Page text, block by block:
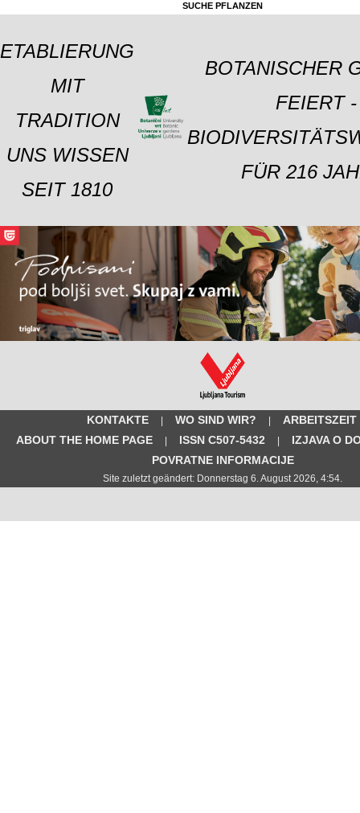
SUCHE PFLANZEN
ETABLIERUNG
MIT
TRADITION
UNS WISSEN
SEIT 1810
BOTANISCHER
FEIERT -
FÜR 216
KONTAKTE WO SIND WIR?
ARBEITSZEIT
ABOUT THE HOME PAGE
ISSN C507-5432
IZJAVA O
POVRATNE INFORMACIJE
Site zuletzt geändert: Donnerstag 6. August 2026, 4:54.